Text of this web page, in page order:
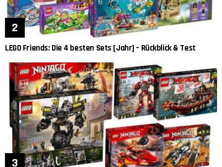
LEGO Friends: Die 4 besten Sets [Jahr] – Rückblick & Test